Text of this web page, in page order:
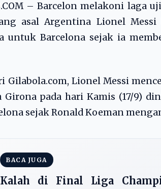
– Barcelon melakoni laga
asal Argentina Lionel
untuk Barcelona sejak ia
Gilabola.com, Lionel Messi
Girona pada hari Kamis (17/9)
sejak Ronald Koeman
BACA JUGA
Kalah di Final Liga